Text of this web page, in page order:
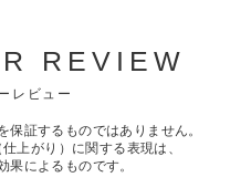
REVIEW
レビュー
証するものではありません。
上がり）に関する表現は、
果によるものです。